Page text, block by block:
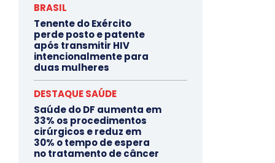
BRASIL
Tenente do Exército
perde posto e patente
após transmitir HIV
intencionalmente para
duas mulheres
DESTAQUE SAÚDE
Saúde do DF aumenta em
33% os procedimentos
cirúrgicos e reduz em
30% o tempo de espera
no tratamento de câncer